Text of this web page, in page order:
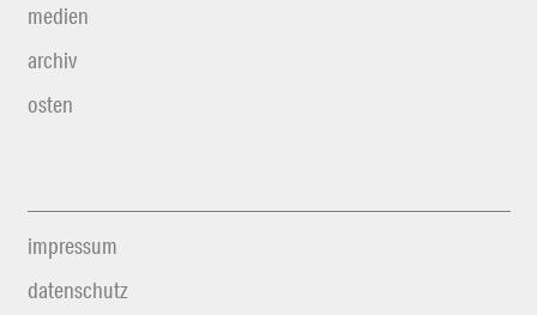
medien
archiv
osten
impressum
datenschutz